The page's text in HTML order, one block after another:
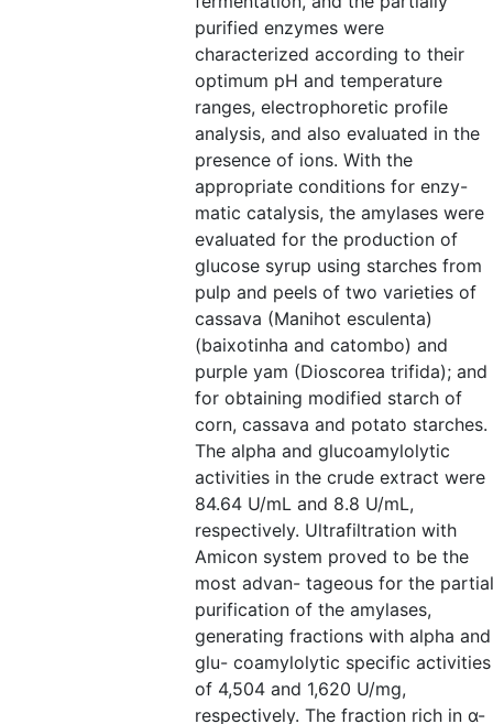
purified enzymes were
characterized according to their
optimum pH and temperature
ranges, electrophoretic profile
analysis, and also evaluated in the
presence of ions. With the
appropriate conditions for enzy-
matic catalysis, the amylases were
evaluated for the production of
glucose syrup using starches from
pulp and peels of two varieties of
cassava (Manihot esculenta)
(baixotinha and catombo) and
purple yam (Dioscorea trifida); and
for obtaining modified starch of
corn, cassava and potato starches.
The alpha and glucoamylolytic
activities in the crude extract were
84.64 U/mL and 8.8 U/mL,
respectively. Ultrafiltration with
Amicon system proved to be the
most advan- tageous for the partial
purification of the amylases,
generating fractions with alpha and
glu- coamylolytic specific activities
of 4,504 and 1,620 U/mg,
respectively. The fraction rich in α-